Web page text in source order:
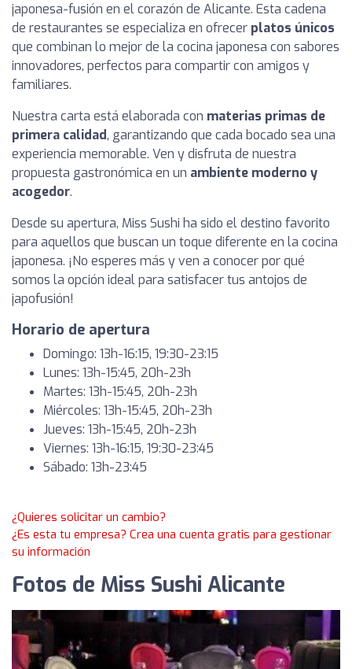
japonesa-fusión en el corazón de Alicante. Esta cadena
de restaurantes se especializa en ofrecer platos únicos
que combinan lo mejor de la cocina japonesa con sabores
innovadores, perfectos para compartir con amigos y
familiares.
Nuestra carta está elaborada con materias primas de
primera calidad, garantizando que cada bocado sea una
experiencia memorable. Ven y disfruta de nuestra
propuesta gastronómica en un ambiente moderno y
acogedor.
Desde su apertura, Miss Sushi ha sido el destino favorito
para aquellos que buscan un toque diferente en la cocina
japonesa. ¡No esperes más y ven a conocer por qué
somos la opción ideal para satisfacer tus antojos de
japofusión!
Horario de apertura
Domingo: 13h-16:15, 19:30-23:15
Lunes: 13h-15:45, 20h-23h
Martes: 13h-15:45, 20h-23h
Miércoles: 13h-15:45, 20h-23h
Jueves: 13h-15:45, 20h-23h
Viernes: 13h-16:15, 19:30-23:45
Sábado: 13h-23:45
¿Quieres solicitar un cambio?
¿Es esta tu empresa? Crea una cuenta gratis para gestionar
su información
Fotos de Miss Sushi Alicante